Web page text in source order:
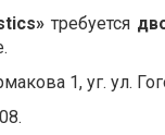
требуется
1, уг. ул.